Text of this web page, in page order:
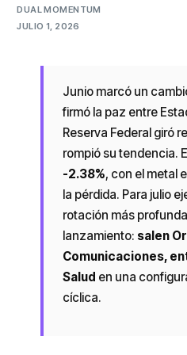
DUAL MOMENTUM
JULIO 1, 2026
Junio marcó un
firmó la paz entre
Reserva Federal giró
rompió su tendencia.
-2.38%, con el metal
la pérdida. Para julio
rotación más
lanzamiento: salen
Comunicaciones,
Salud en una
cíclica.
Instituto Royal
Recursos